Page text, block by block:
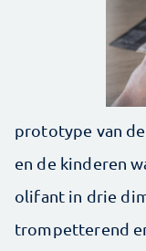
prototype van
en de kinderen
olifant in drie
trompetterend